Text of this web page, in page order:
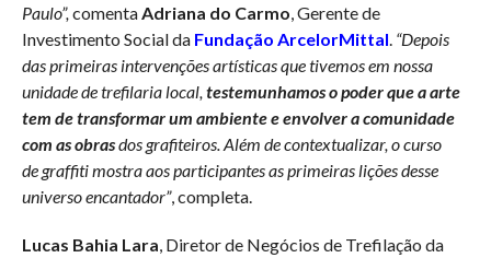
Paulo”, comenta Adriana do Carmo , Gerente de
Investimento Social da Fundação ArcelorMittal “Depois
das primeiras intervençõesartísticas que tivemos em nossa
unidade de trefilaria local, testemunhamos o poder que a arte
tem de transformar um ambiente e envolver a comunidade
com as obrasdos grafiteiros. Além de contextualizar, o curso
degraffitimostra aos participantes as primeiras lições desse
universo encantador”, completa.
Lucas Bahia Lara , Diretor de Negócios de Trefilação da